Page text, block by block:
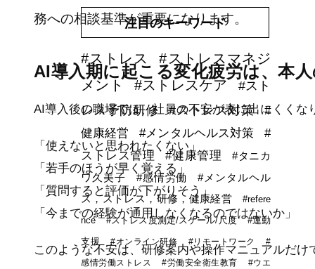
務への相談基準が重要になります。
AI導入期に起こる変化疲労は、本
AI導入後の職場では、社員の不安が表に出にくくな
「使えないと思われたくない」
「若手のほうが早く覚える」
「質問すると評価が下がりそう」
「今までの経験が通用しなくなるのではないか」
このような不安は、研修案内や操作マニュアルだ
注目のキーワード
#ストレス
#ストレスマネジ
メント
#ストレスケア
#スト
レス予防研修
#ストレス対策
#
健康経営
#メンタルヘルス対策
#
ストレス管理
#健康管理
#タニカ
ワ久美子
#感情労働
#メンタルヘル
ス，ストレス，研修，健康経営
#refere
nce
#ストレス度測定/スケール/尺度
#運動
支援
#オンライン研修 #リモートワーク #
感情労働ストレス #労働安全衛生教育 #ウエ